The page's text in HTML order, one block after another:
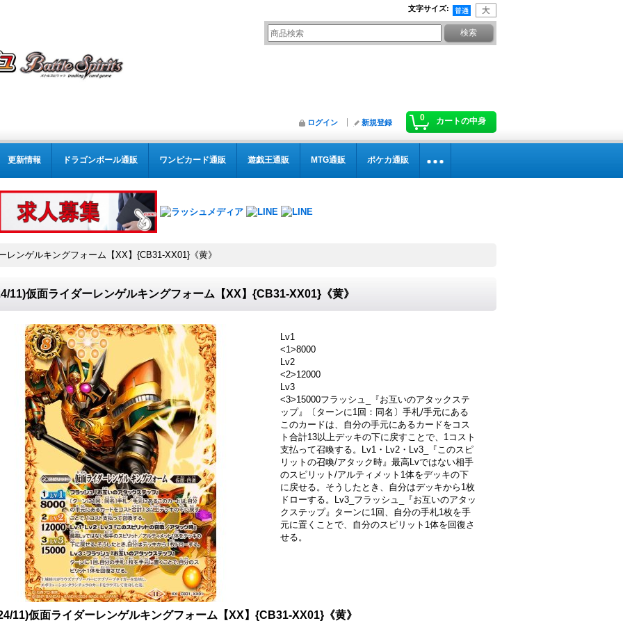
文字サイズ:
0 カートの中身
ログイン 新規登録
更新情報 ドラゴンボール通販 ワンピカード通販 遊戯王通販 MTG通販 ポケカ通販
レンゲルキングフォーム【XX】{CB31-XX01}《黄》
11)仮面ライダーレンゲルキングフォーム【XX】{CB31-XX01}《黄》
Lv1
<1>8000
Lv2
<2>12000
Lv3
<3>15000フラッシュ_『お互いのアタックステ
ップ』〔ターンに1回：同名〕手札/手元にある
このカードは、自分の手元にあるカードをコス
ト合計13以上デッキの下に戻すことで、1コスト
支払って召喚する。Lv1・Lv2・Lv3_『このスピ
リットの召喚/アタック時』最高Lvではない相手
のスピリット/アルティメット1体をデッキの下
に戻せる。そうしたとき、自分はデッキから1枚
ドローする。Lv3_フラッシュ_『お互いのアタッ
クステップ』ターンに1回、自分の手札1枚を手
元に置くことで、自分のスピリット1体を回復さ
せる。
11)仮面ライダーレンゲルキングフォーム【XX】{CB31-XX01}《黄》